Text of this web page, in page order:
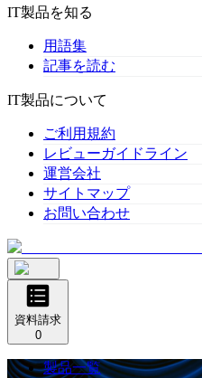
IT製品を知る
用語集
記事を読む
IT製品について
ご利用規約
レビューガイドライン
運営会社
サイトマップ
お問い合わせ
資料請求
0
製品一覧